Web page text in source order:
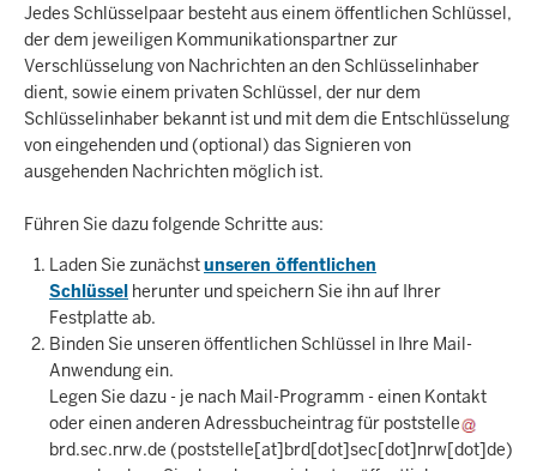
Jedes Schlüsselpaar besteht aus einem öffentlichen Schlüssel,
der dem jeweiligen Kommunikationspartner zur
Verschlüsselung von Nachrichten an den Schlüsselinhaber
dient, sowie einem privaten Schlüssel, der nur dem
Schlüsselinhaber bekannt ist und mit dem die Entschlüsselung
von eingehenden und (optional) das Signieren von
ausgehenden Nachrichten möglich ist.
Führen Sie dazu folgende Schritte aus:
Laden Sie zunächstunseren öffentlichen
Schlüssel herunter und speichern Sie ihn auf Ihrer
Festplatte ab.
Binden Sie unseren öffentlichen Schlüssel in Ihre Mail-
Anwendung ein.
Legen Sie dazu - je nach Mail-Programm - einen Kontakt
oder einen anderen Adressbucheintrag für poststelle
brd.sec.nrw.de (poststelle[at]brd[dot]sec[dot]nrw[dot]de)